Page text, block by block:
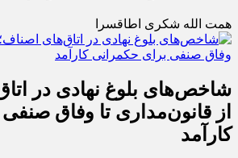
همت الله شکری اطاقسرا
شاخص‌های بلوغ نهادی در
از قانون‌مداری تا وفاق
کارآمد